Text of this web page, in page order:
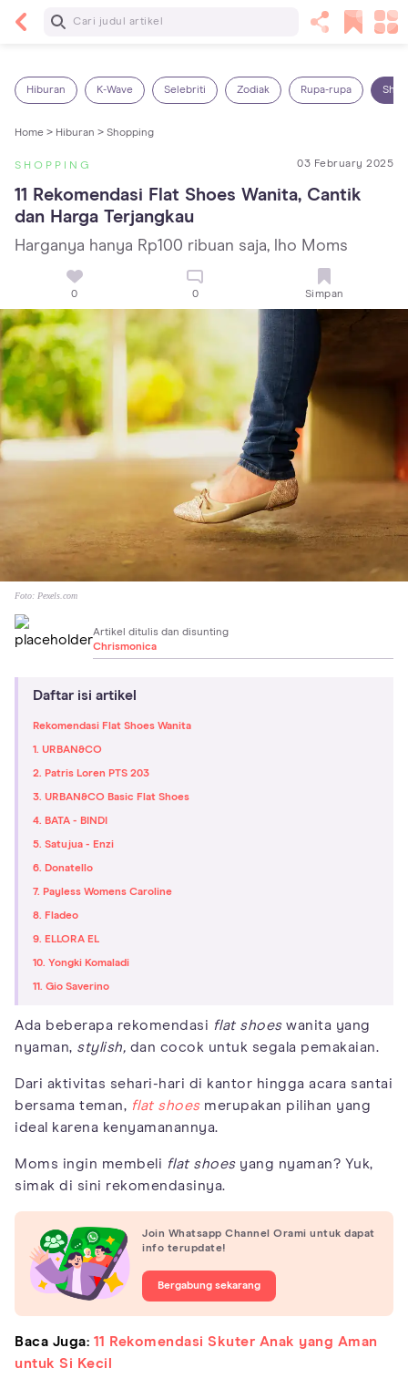
Baca Selanjutnya
Hiburan K-Wave Selebriti Zodiak Rupa-rupa
Home > Hiburan > Shopping
SHOPPING 03 February 2025
11 Rekomendasi Flat Shoes Wanita, Cantik
dan Harga Terjangkau
Harganya hanya Rp100 ribuan saja, lho Moms
0 0 Simpan
Foto: Pexels.com
Artikel ditulis dan disunting
Chrismonica
Daftar isi artikel
Rekomendasi Flat Shoes Wanita
1. URBAN&CO
2. Patris Loren PTS 203
3. URBAN&CO Basic Flat Shoes
4. BATA - BINDI
5. Satujua - Enzi
6. Donatello
7. Payless Womens Caroline
8. Fladeo
9. ELLORA EL
10. Yongki Komaladi
11. Gio Saverino
Ada beberapa rekomendasi flat shoeswanita yang
nyaman, stylish, dan cocok untuk segala pemakaian.
Dari aktivitas sehari-hari di kantor hingga acara santai
bersama teman, flat shoesmerupakan pilihan yang
ideal karena kenyamanannya.
Moms ingin membeli flat shoesyang nyaman? Yuk,
simak di sini rekomendasinya.
Join Whatsapp Channel Orami untuk dapat
info terupdate!
Bergabung sekarang
Baca Juga: 11 Rekomendasi Skuter Anak yang Aman
untuk Si Kecil